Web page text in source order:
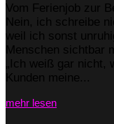
Vom Ferienjob zur
Nein, ich schreibe
weil ich sonst
Menschen sichtbar
„Ich weiß gar nicht,
Kunden meine...
mehr lesen